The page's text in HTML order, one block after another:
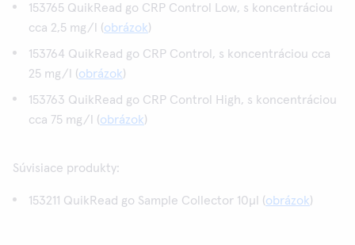
153765 QuikRead go CRP Control Low, s koncentráciou
cca 2,5 mg/l (obrázok)
153764 QuikRead go CRP Control, s koncentráciou cca
25 mg/l (obrázok)
153763 QuikRead go CRP Control High, s koncentráciou
cca 75 mg/l (obrázok)
Súvisiace produkty:
153211 QuikRead go Sample Collector 10µl (obrázok)